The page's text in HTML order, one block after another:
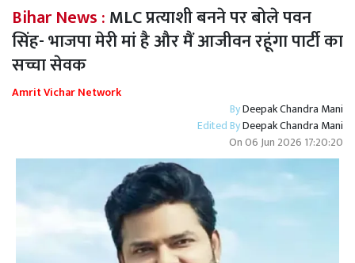
Bihar News :MLC प्रत्याशी बनने पर बोले पवन
सिंह- भाजपा मेरी मां है और मैं आजीवन रहूंगा पार्टी का
सच्चा सेवक
Amrit Vichar Network
ByDeepak Chandra Mani
Edited ByDeepak Chandra Mani
On06 Jun 2026 17:20:20